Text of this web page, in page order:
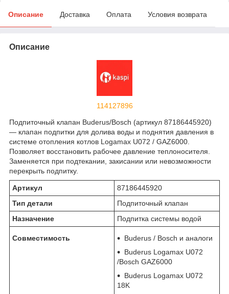
Описание Доставка Оплата Условия возврата
Описание
114127896
Подпиточный клапан Buderus/Bosch (артикул 87186445920)
— клапан подпитки для долива воды и поднятия давления в
системе отопления котлов Logamax U072 / GAZ6000.
Позволяет восстановить рабочее давление теплоносителя.
Заменяется при подтекании, закисании или невозможности
перекрыть подпитку.
Артикул
87186445920
Тип детали
Подпиточный клапан
Назначение
Подпитка системы водой
Совместимость
Buderus / Bosch и аналоги
Buderus Logamax U072
/Bosch GAZ6000
Buderus Logamax U072
18K